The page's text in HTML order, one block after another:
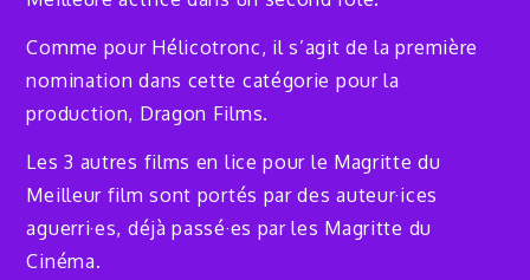
Comme pour Hélicotronc, il s’agit de la première
nomination dans cette catégorie pour la
production, Dragon Films.
Les 3 autres films en lice pour le Magritte du
Meilleur film sont portés par des auteur·ices
aguerri·es, déjà passé·es par les Magritte du
Cinéma.